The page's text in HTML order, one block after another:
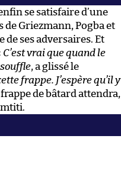
se satisfaire d’une
de Griezmann, Pogba et
ses adversaires. Et
C’est vrai que quand le
, a glissé le
frappe. J’espère qu’il y
frappe de bâtard attendra,